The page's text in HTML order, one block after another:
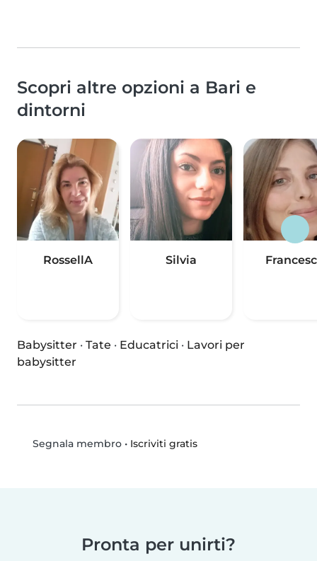
Scopri altre opzioni a Bari e
dintorni
RossellA Silvia
Babysitter · Tate · Educatrici · Lavori per
babysitter
Segnala membro• Iscriviti gratis
Pronta per unirti?